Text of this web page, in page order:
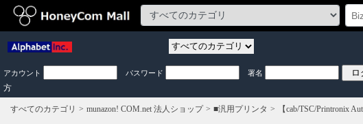
アカウント パスワード 署名
方
すべてのカテゴリ munazon! COM.net 法人ショップ ■汎用プリンタ 【cab/TSC/Printronix